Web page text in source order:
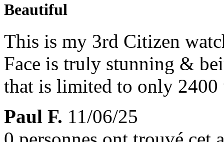
Beautiful
This is my 3rd Citizen
Face is truly stunning &
that is limited to only
Paul F. 11/06/25